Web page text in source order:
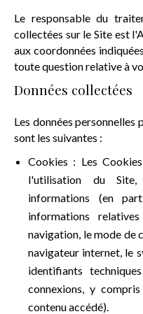
Le responsable du
collectées sur le Site est
aux coordonnées
toute question relative à
Données collectées
Les données
sont les suivantes :
Cookies : Les
l'utilisation du
informations (en
informations
navigation, le mode de
navigateur internet, le
identifiants
connexions, y
contenu accédé).